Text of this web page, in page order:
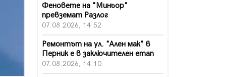
Феновете на "Миньор"
превземат Разлог
07.08.2026, 14:52
Ремонтът на ул. "Ален мак" в
Перник е в заключителен етап
07.08.2026, 14:10